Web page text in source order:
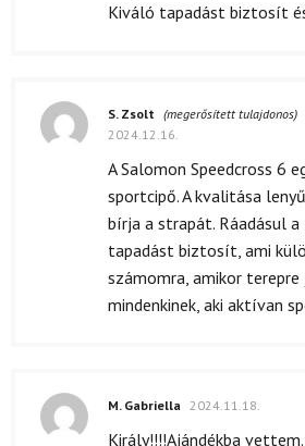
Kiváló tapadást biztosít
S. Zsolt (megerősített tulajdonos)
2024.12.16.
A Salomon Speedcross 6
sportcipő. A kvalitása
bírja a strapát. Ráadásul
tapadást biztosít, ami
számomra, amikor terepre
mindenkinek, aki aktívan
M. Gabriella 2024.11.18.
Király!!!!Ajándékba